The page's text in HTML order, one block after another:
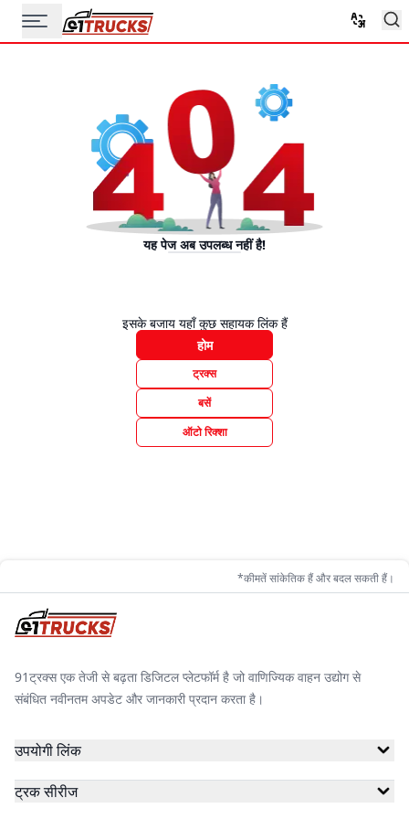
यह पेज अब उपलब्ध नहीं है!
इसके बजाय यहाँ कुछ सहायक लिंक हैं
होम
ट्रक्स
बसें
ऑटो रिक्शा
*कीमतें सांकेतिक हैं और बदल सकती हैं।
91ट्रक्स एक तेजी से बढ़ता डिजिटल प्लेटफॉर्म है जो वाणिज्यिक वाहन उद्योग से
संबंधित नवीनतम अपडेट और जानकारी प्रदान करता है।
उपयोगी लिंक
ट्रक सीरीज